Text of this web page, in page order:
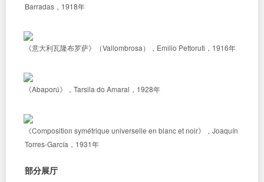
Barradas，1918年
《意大利瓦隆布罗萨》（Vallombrosa），Emilio Pettoruti，1916年
《Abaporú》，Tarsila do Amaral，1928年
《Composition symétrique universelle en blanc et noir》，Joaquín
Torres-García，1931年
部分展厅